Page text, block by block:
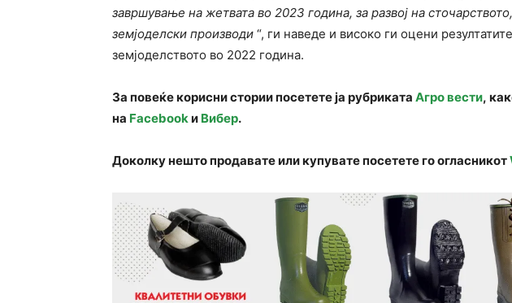
завршување на жетвата во 2023 година, за развој на
земјоделски производи “, ги наведе и високо ги оцени
земјоделството во 2022 година.
За повеќе корисни стории посетете ја рубриката Агро вести,
на Facebook и Вибер.
Доколку нешто продавате или купувате посетете го огласникот